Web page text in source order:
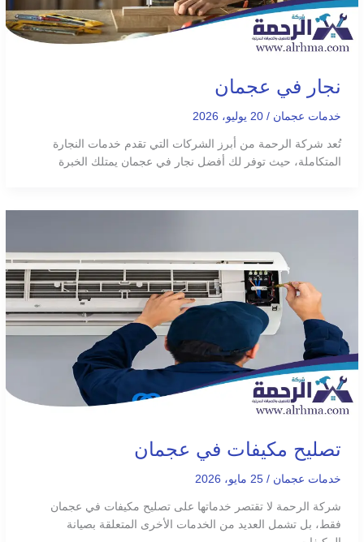
نجار في عجمان
خدمات عجمان/20 يوليو، 2026
تُعد شركة الرحمة من أبرز الشركات التي تقدم خدمات النجارة
المتكاملة، حيث توفر لك أفضل نجار في عجمان يمتلك الخبرة
تصليح مكيفات في عجمان
خدمات عجمان/25 مايو، 2026
شركة الرحمة لا تقتصر خدماتها على تصليح مكيفات في عجمان
فقط، بل تشمل العديد من الخدمات الأخرى المتعلقة بصيانة